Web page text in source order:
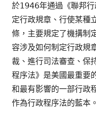
於1946年通過《聯邦
定行政規章、行使某種
條，主要規定了機搆制
容涉及如何制定行政規
裁、進行司法審查、保
程序法》是美國最重要
和最有影響的一部行政
作為行政程序法的藍本。